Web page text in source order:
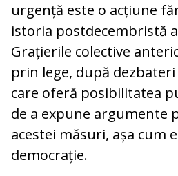
urgență este o acțiune
istoria postdecembristă
Grațierile colective
prin lege, după
care oferă posibilitatea
de a expune argumente
acestei măsuri, așa cum
democrație.